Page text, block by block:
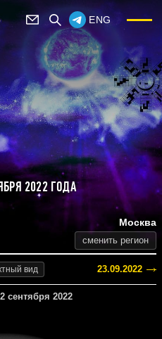
ENG
2022 ГОДА
Москва
сменить регион
вид 23.09.2022
сентября 2022